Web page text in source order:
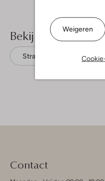
Weigeren
Bekijk meer
Straight leg jeans
Contact